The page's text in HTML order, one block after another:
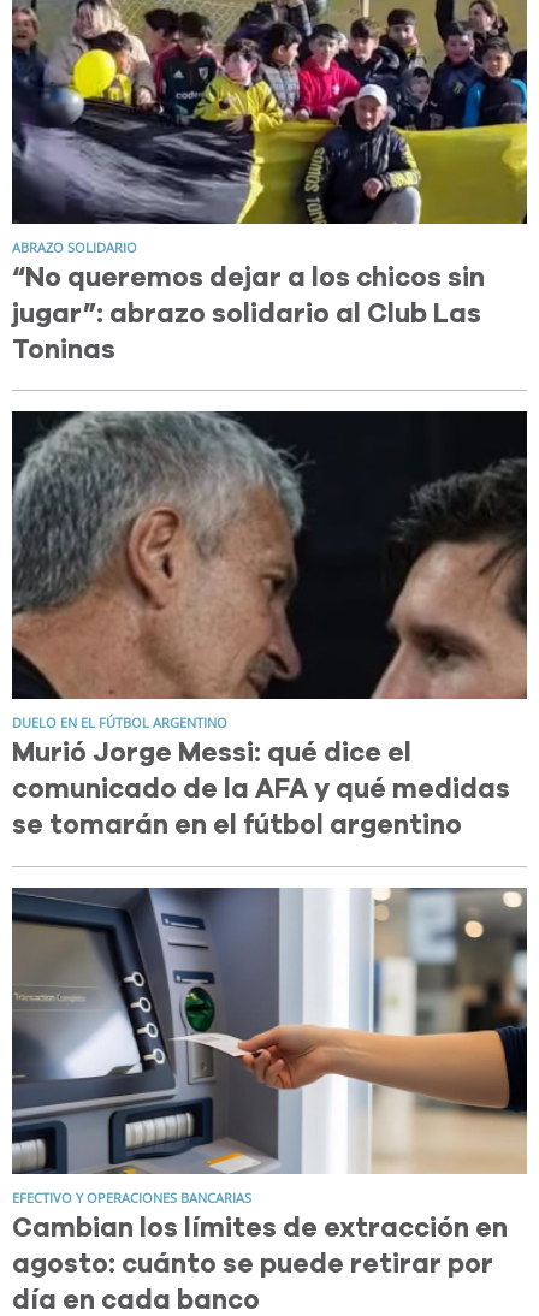
ABRAZO SOLIDARIO
“No queremos dejar a los chicos sin
jugar”: abrazo solidario al Club Las
Toninas
DUELO EN EL FÚTBOL ARGENTINO
Murió Jorge Messi: qué dice el
comunicado de la AFA y qué medidas
se tomarán en el fútbol argentino
EFECTIVO Y OPERACIONES BANCARIAS
Cambian los límites de extracción en
agosto: cuánto se puede retirar por
día en cada banco